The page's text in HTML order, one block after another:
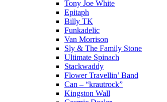
Tony Joe White
Epitaph
Billy TK
Funkadelic
Van Morrison
Sly & The Family Stone
Ultimate Spinach
Stackwaddy
Flower Travellin’ Band
Can – “krautrock”
Kingston Wall